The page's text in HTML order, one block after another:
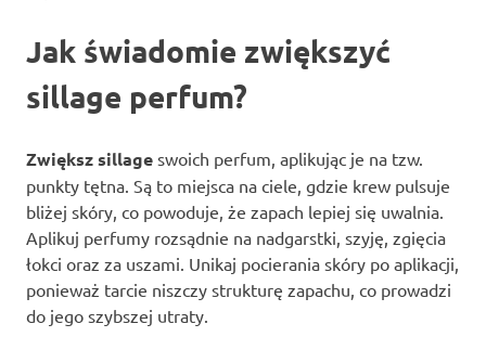
Jak świadomie zwiększyć
sillage perfum?
Zwiększ sillage swoich perfum, aplikując je na tzw.
punkty tętna. Są to miejsca na ciele, gdzie krew pulsuje
bliżej skóry, co powoduje, że zapach lepiej się uwalnia.
Aplikuj perfumy rozsądnie na nadgarstki, szyję, zgięcia
łokci oraz za uszami. Unikaj pocierania skóry po aplikacji,
ponieważ tarcie niszczy strukturę zapachu, co prowadzi
do jego szybszej utraty.